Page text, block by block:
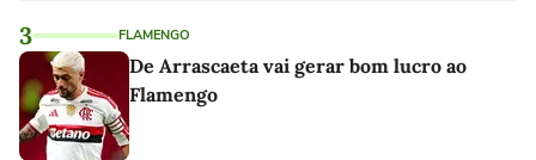
3 FLAMENGO
De Arrascaeta vai gerar bom lucro ao
Flamengo